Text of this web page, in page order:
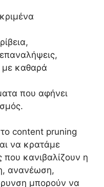
με καθαρά
που αφήνει
content pruning
να κρατάμε
που κανιβαλίζουν η
ανανέωση,
μπορούν να